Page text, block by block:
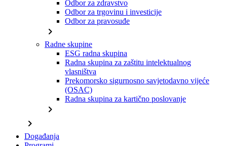
Odbor za zdravstvo
Odbor za trgovinu i investicije
Odbor za pravosuđe
chevron_right
Radne skupine
ESG radna skupina
Radna skupina za zaštitu intelektualnog
vlasništva
Prekomorsko sigurnosno savjetodavno vijeće
(OSAC)
Radna skupina za kartično poslovanje
chevron_right
chevron_right
Događanja